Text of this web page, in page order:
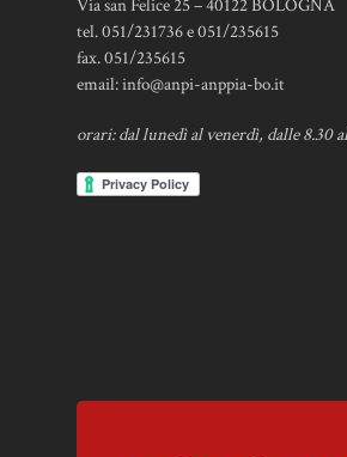
Via san Felice 25 – 40122 BOLOGNA
tel. 051/231736 e 051/235615
fax. 051/235615
email:info@anpi-anppia-bo.it
orari: dal lunedì al venerdì, dalle 8.30